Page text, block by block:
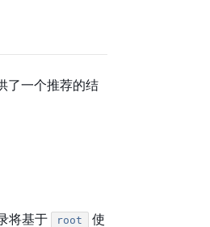
了一个推荐的结
将基于 root 使